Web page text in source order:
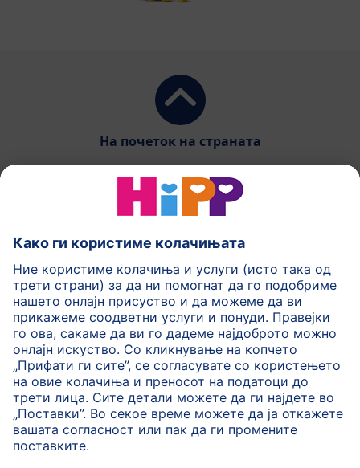
На почеток на страната
HiPP Млечни формули
HiPP Храна за бебиња
HiPP за деца
HiPP Нега за кожа
HiPP Бременост
Политика на приватност
Услови на користење
Импринт
Повеќе за HiPP Контакт